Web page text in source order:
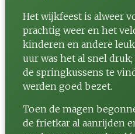
Het wijkfeest is alweer
prachtig weer en het
kinderen en andere
uur was het al snel
de springkussens te
werden goed bezet.
Toen de magen
de frietkar al aanrijden